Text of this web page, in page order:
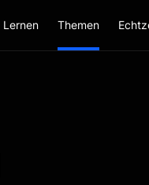
Lernen Themen